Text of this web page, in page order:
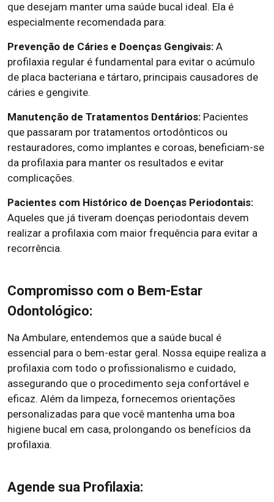
que desejam manter uma saúde bucal ideal. Ela é
especialmente recomendada para:
Prevenção de Cáries e Doenças Gengivais: A
profilaxia regular é fundamental para evitar o acúmulo
de placa bacteriana e tártaro, principais causadores de
cáries e gengivite.
Manutenção de Tratamentos Dentários: Pacientes
que passaram por tratamentos ortodônticos ou
restauradores, como implantes e coroas, beneficiam-se
da profilaxia para manter os resultados e evitar
complicações.
Pacientes com Histórico de Doenças Periodontais:
Aqueles que já tiveram doenças periodontais devem
realizar a profilaxia com maior frequência para evitar a
recorrência.
Compromisso com o Bem-Estar
Odontológico:
Na Ambulare, entendemos que a saúde bucal é
essencial para o bem-estar geral. Nossa equipe realiza a
profilaxia com todo o profissionalismo e cuidado,
assegurando que o procedimento seja confortável e
eficaz. Além da limpeza, fornecemos orientações
personalizadas para que você mantenha uma boa
higiene bucal em casa, prolongando os benefícios da
profilaxia.
Agende sua Profilaxia: